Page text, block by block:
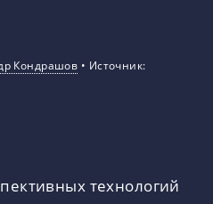
Кондрашов • Источник:
технологий